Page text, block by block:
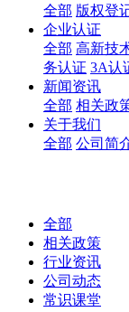
全部 版权登
企业认证
全部 高新技
务认证 3A认
新闻资讯
全部 相关政
关于我们
全部 公司简
全部
相关政策
行业资讯
公司动态
常识课堂